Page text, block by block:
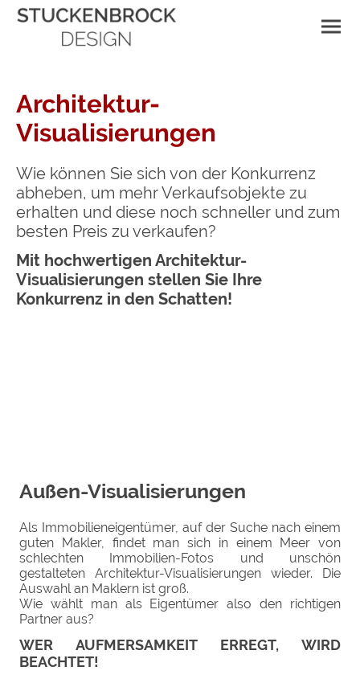
Architektur-
Visualisierungen
Wie können Sie sich von der Konkurrenz
abheben, um mehr Verkaufsobjekte zu
erhalten und diese noch schneller und zum
besten Preis zu verkaufen?
Mit hochwertigen Architektur-
Visualisierungen stellen Sie Ihre
Konkurrenz in den Schatten!
Außen-Visualisierungen
Als Immobilieneigentümer, auf der Suche nach einem
guten Makler, findet man sich in einem Meer von
schlechten Immobilien-Fotos und unschön
gestalteten Architektur-Visualisierungen wieder. Die
Auswahl an Maklern ist groß.
Wie wählt man als Eigentümer also den richtigen
Partner aus?
WER AUFMERSAMKEIT ERREGT, WIRD
BEACHTET!